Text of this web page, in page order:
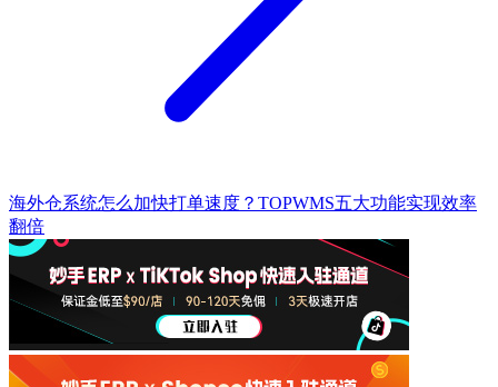
海外仓系统怎么加快打单速度？TOPWMS五大功能实现效率
翻倍